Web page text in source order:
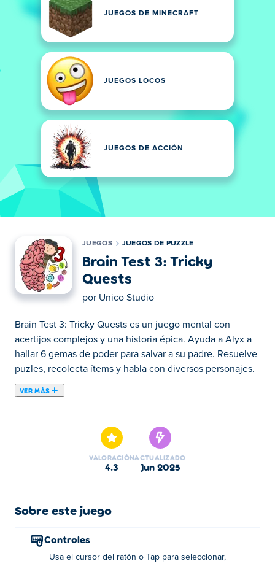
JUEGOS DE MINECRAFT
JUEGOS LOCOS
JUEGOS DE ACCIÓN
JUEGOS JUEGOS DE PUZZLE
Brain Test 3: Tricky
Quests
por Unico Studio
Brain Test 3: Tricky Quests es un juego mental con
acertijos complejos y una historia épica. Ayuda a Alyx a
hallar 6 gemas de poder para salvar a su padre. Resuelve
puzles, recolecta ítems y habla con diversos personajes.
VER MÁS
acompañados de personajes coloridos con historias
originales. En la tercera entrega de esta serie de
ejercicios para el cerebro, los nuevos rompecabezas te
secuaces, vuela aviones, haz pociones, enfréntate a las
de la caja para resolver estos creativos acertijos. Todo lo
que ve en la pantalla podría ser la pista secreta para
VALORACIÓN
4.3
ACTUALIZADO
jun 2025
Sobre este juego
Controles
Usa el cursor del ratón o Tap para seleccionar,